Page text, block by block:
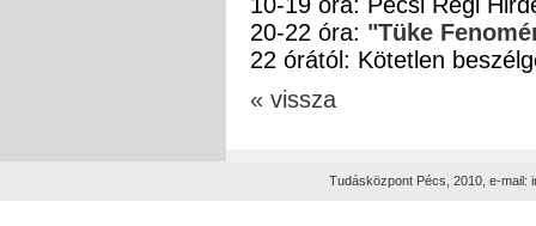
20-22 óra: "Tüke
22 órától: Kötetlen
« vissza
Tudásközpont Pécs, 2010, e-mail: